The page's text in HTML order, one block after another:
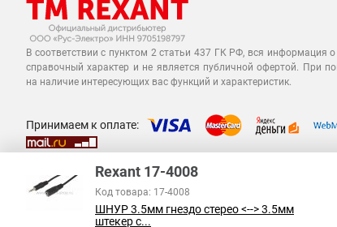
В соответствии с пунктом 2 статьи 437 ГК РФ, вся информация
справочный характер и не является публичной офертой. При
на наличие интересующих вас функций и характеристик.
Принимаем к оплате:
Rexant 17-4008
Код товара: 17-4008
ШНУР 3.5мм гнездо стерео <--> 3.5мм
штекер с...